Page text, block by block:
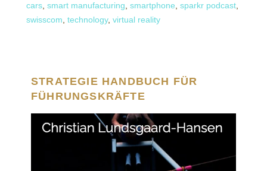
cars smart manufacturing smartphone sparkr podcast
swisscom technology, virtual reality
STRATEGIE HANDBUCH FÜR
FÜHRUNGSKRÄFTE